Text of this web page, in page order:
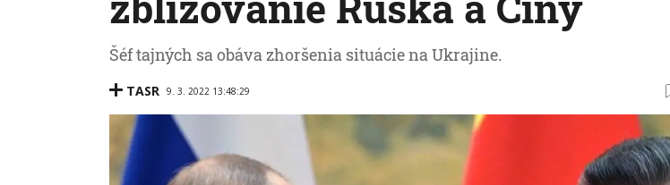
Šéf tajných sa obáva zhoršenia situácie na Ukrajine.
TASR 9. 3. 2022 13:48:29